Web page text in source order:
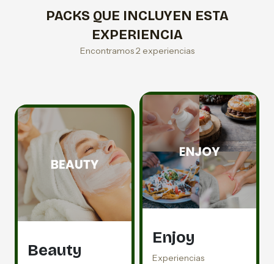
PACKS QUE INCLUYEN ESTA
EXPERIENCIA
Encontramos 2 experiencias
Beauty
Enjoy
Experiencias